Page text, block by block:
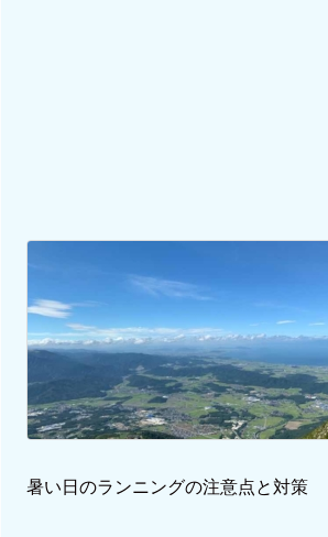
暑い日のランニングの注意点と対策